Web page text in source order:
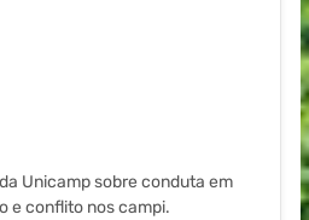
Unicamp sobre conduta em
e conflito nos campi.